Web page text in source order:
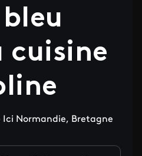
cuisine
Normandie, Bretagne